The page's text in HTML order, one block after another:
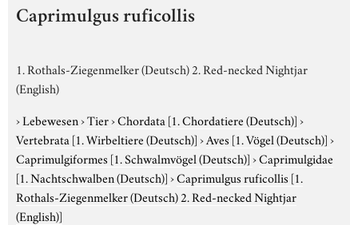
Caprimulgus ruficollis
1. Rothals-Ziegenmelker (Deutsch) 2. Red-necked Nightjar
(English)
›Lebewesen›Tier›Chordata [1. Chordatiere (Deutsch)]›
Vertebrata [1. Wirbeltiere (Deutsch)]›Aves [1. Vögel (Deutsch)]›
Caprimulgiformes [1. Schwalmvögel (Deutsch)]›Caprimulgidae
[1. Nachtschwalben (Deutsch)]›Caprimulgus ruficollis [1.
Rothals-Ziegenmelker (Deutsch) 2. Red-necked Nightjar
(English)]